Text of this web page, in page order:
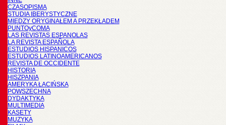
CZASOPISMA
STUDIA IBERYSTYCZNE
MIĘDZY ORYGINAŁEM A PRZEKŁADEM
PUNTOyCOMA
LAS REVISTAS ESPANOLAS
LA REVISTA ESPAÑOLA
ESTUDIOS HISPANICOS
ESTUDIOS LATINOAMERICANOS
REVISTA DE OCCIDENTE
HISTORIA
HISZPANIA
AMERYKA ŁACIŃSKA
POWSZECHNA
DYDAKTYKA
MULTIMEDIA
KASETY
MUZYKA